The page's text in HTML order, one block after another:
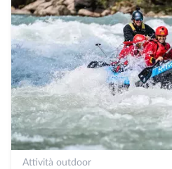
Attività outdoor